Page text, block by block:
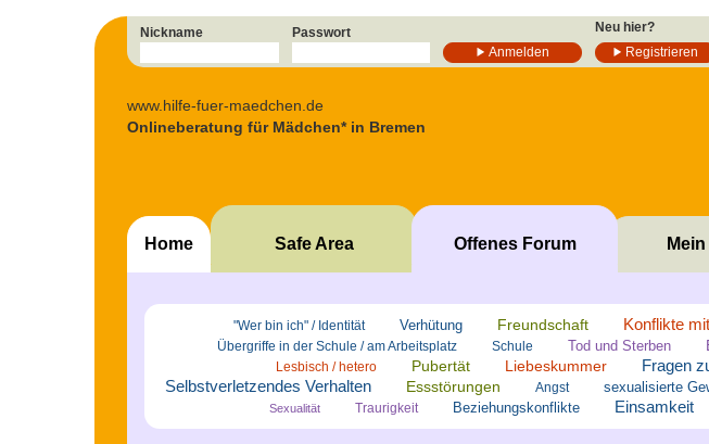
Nickname
Passwort
Anmelden
Neu hier?
Registrieren
www.hilfe-fuer-maedchen.de
Onlineberatung für Mädchen* in Bremen
Home Safe Area Offenes Forum
"Wer bin ich" / Identität Verhütung Freundschaft Konflikte
Übergriffe in der Schule / am Arbeitsplatz Schule Tod und Sterben
Lesbisch / hetero Pubertät Liebeskummer Fragen
Selbstverletzendes Verhalten Essstörungen Angst sexualisierte
Sexualität Traurigkeit Beziehungskonflikte Einsamkeit